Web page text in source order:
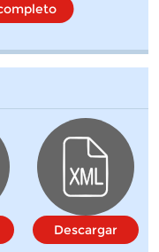
Descargar